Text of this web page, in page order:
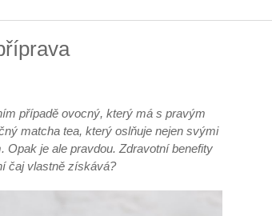
případě ovocný, který má s pravým
matcha tea, který oslňuje nejen svými
je ale pravdou. Zdravotní benefity
čaj vlastně získává?